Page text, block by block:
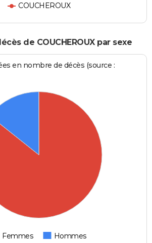
COUCHEROUX
de COUCHEROUX par sexe
en nombre de décès (source :
Femmes Hommes